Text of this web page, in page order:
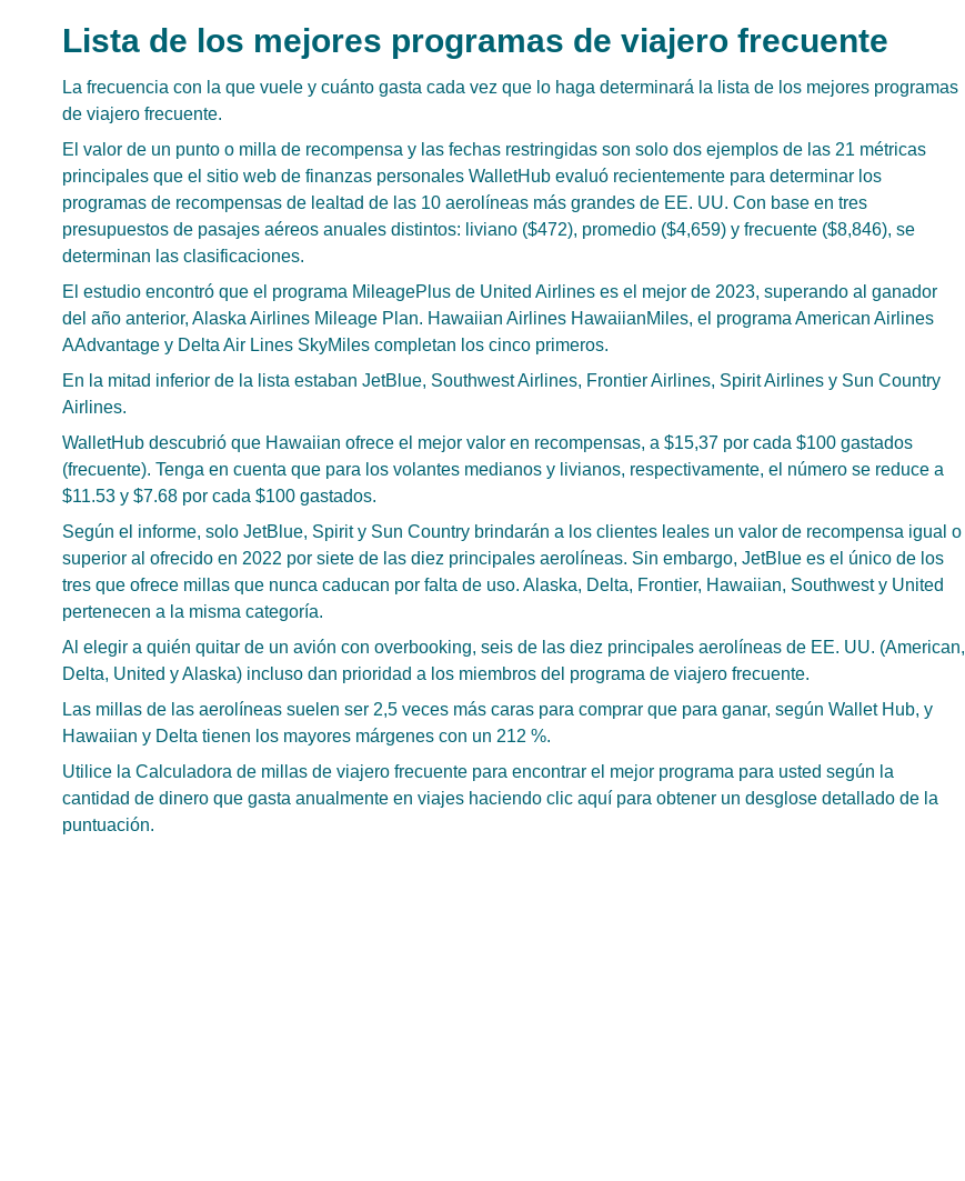
Lista de los mejores programas de viajero frecuente
La frecuencia con la que vuele y cuánto gasta cada vez que lo haga determinará la lista de los mejores programas
de viajero frecuente.
El valor de un punto o milla de recompensa y las fechas restringidas son solo dos ejemplos de las 21 métricas
principales que el sitio web de finanzas personales WalletHub evaluó recientemente para determinar los
programas de recompensas de lealtad de las 10 aerolíneas más grandes de EE. UU. Con base en tres
presupuestos de pasajes aéreos anuales distintos: liviano ($472), promedio ($4,659) y frecuente ($8,846), se
determinan las clasificaciones.
El estudio encontró que el programa MileagePlus de United Airlines es el mejor de 2023, superando al ganador
del año anterior, Alaska Airlines Mileage Plan. Hawaiian Airlines HawaiianMiles, el programa American Airlines
AAdvantage y Delta Air Lines SkyMiles completan los cinco primeros.
En la mitad inferior de la lista estaban JetBlue, Southwest Airlines, Frontier Airlines, Spirit Airlines y Sun Country
Airlines.
WalletHub descubrió que Hawaiian ofrece el mejor valor en recompensas, a $15,37 por cada $100 gastados
(frecuente). Tenga en cuenta que para los volantes medianos y livianos, respectivamente, el número se reduce a
$11.53 y $7.68 por cada $100 gastados.
Según el informe, solo JetBlue, Spirit y Sun Country brindarán a los clientes leales un valor de recompensa igual o
superior al ofrecido en 2022 por siete de las diez principales aerolíneas. Sin embargo, JetBlue es el único de los
tres que ofrece millas que nunca caducan por falta de uso. Alaska, Delta, Frontier, Hawaiian, Southwest y United
pertenecen a la misma categoría.
Al elegir a quién quitar de un avión con overbooking, seis de las diez principales aerolíneas de EE. UU. (American,
Delta, United y Alaska) incluso dan prioridad a los miembros del programa de viajero frecuente.
Las millas de las aerolíneas suelen ser 2,5 veces más caras para comprar que para ganar, según Wallet Hub, y
Hawaiian y Delta tienen los mayores márgenes con un 212 %.
Utilice la Calculadora de millas de viajero frecuente para encontrar el mejor programa para usted según la
cantidad de dinero que gasta anualmente en viajes haciendo clic aquí para obtener un desglose detallado de la
puntuación.